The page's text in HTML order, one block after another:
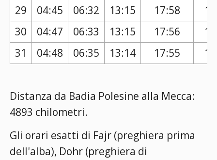
29
04:45 06:32 13:15 17:58
30
04:47 06:33 13:15 17:56
31
04:48 06:35 13:14 17:55
Distanza da Badia Polesine alla Mecca:
4893 chilometri.
Gli orari esatti di Fajr (preghiera prima
dell'alba), Dohr (preghiera di